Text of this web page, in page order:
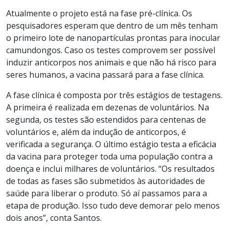
Atualmente o projeto está na fase pré-clínica. Os
pesquisadores esperam que dentro de um mês tenham
o primeiro lote de nanopartículas prontas para inocular
camundongos. Caso os testes comprovem ser possível
induzir anticorpos nos animais e que não há risco para
seres humanos, a vacina passará para a fase clínica.
A fase clínica é composta por três estágios de testagens.
A primeira é realizada em dezenas de voluntários. Na
segunda, os testes são estendidos para centenas de
voluntários e, além da indução de anticorpos, é
verificada a segurança. O último estágio testa a eficácia
da vacina para proteger toda uma população contra a
doença e inclui milhares de voluntários. “Os resultados
de todas as fases são submetidos às autoridades de
saúde para liberar o produto. Só aí passamos para a
etapa de produção. Isso tudo deve demorar pelo menos
dois anos”, conta Santos.